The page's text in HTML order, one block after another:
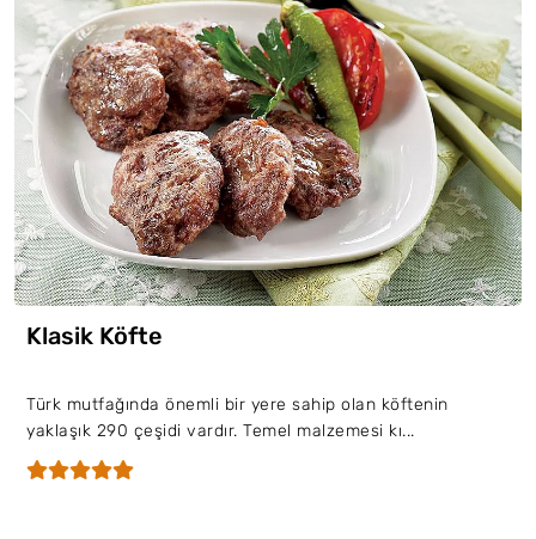
Klasik Köfte
Türk mutfağında önemli bir yere sahip olan köftenin
yaklaşık 290 çeşidi vardır. Temel malzemesi kı...